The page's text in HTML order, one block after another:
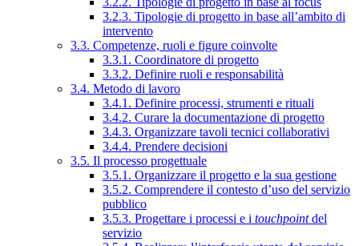
3.2.3. Tipologie di progetto in base all’ambito di
intervento
3.3. Competenze, ruoli e figure coinvolte
3.3.1. Coordinatore di progetto
3.3.2. Definire ruoli e responsabilità
3.4. Metodo di lavoro
3.4.1. Definire processi, strumenti e rituali
3.4.2. Curare la documentazione di progetto
3.4.3. Organizzare tavoli tecnici collaborativi
3.4.4. Prendere decisioni
3.5. Il processo progettuale
3.5.1. Organizzare il progetto e la sua gestione
3.5.2. Comprendere il contesto d’uso del servizio
pubblico
3.5.3. Progettare i processi e i touchpointdel
servizio